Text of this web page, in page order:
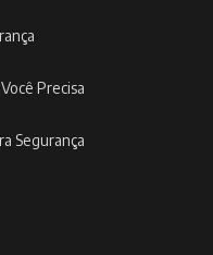
Precisa
Segurança